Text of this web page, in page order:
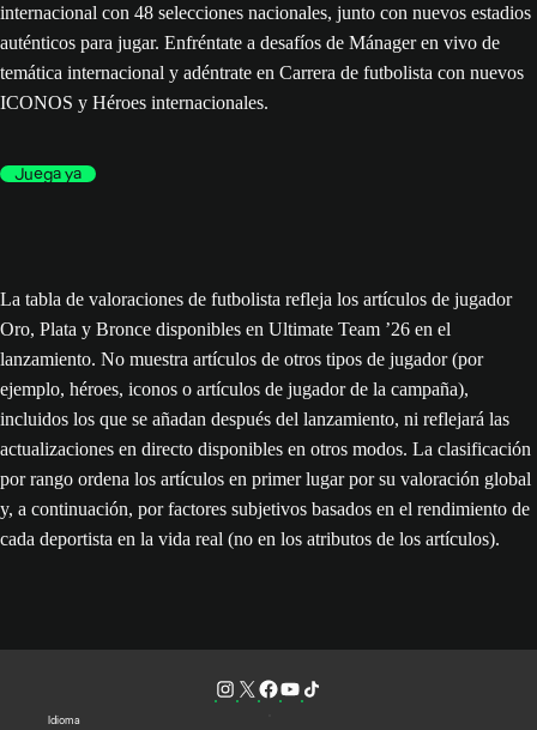
internacional con 48 selecciones nacionales, junto con nuevos estadios
auténticos para jugar. Enfréntate a desafíos de Mánager en vivo de
temática internacional y adéntrate en Carrera de futbolista con nuevos
ICONOS y Héroes internacionales.
Juega ya
La tabla de valoraciones de futbolista refleja los artículos de jugador
Oro, Plata y Bronce disponibles en Ultimate Team ’26 en el
lanzamiento. No muestra artículos de otros tipos de jugador (por
ejemplo, héroes, iconos o artículos de jugador de la campaña),
incluidos los que se añadan después del lanzamiento, ni reflejará las
actualizaciones en directo disponibles en otros modos. La clasificación
por rango ordena los artículos en primer lugar por su valoración global
y, a continuación, por factores subjetivos basados en el rendimiento de
cada deportista en la vida real (no en los atributos de los artículos).
Idioma